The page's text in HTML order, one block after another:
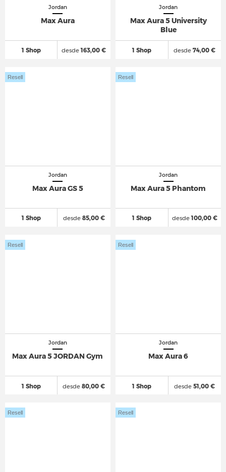
Jordan
Max Aura
1 Shop desde163,00 €
Jordan
Max Aura 5 University
Blue
1 Shop desde 74,00 €
Jordan
Max Aura GS 5
1 Shop
Resell
desde85,00 €
Jordan
Max Aura 5 Phantom
1 Shop
Resell
desde100,00 €
Jordan
Max Aura 5 JORDAN Gym
1 Shop
Resell
desde 80,00 €
Jordan
Max Aura 6
1 Shop
Resell
desde 51,00 €
Resell Resell